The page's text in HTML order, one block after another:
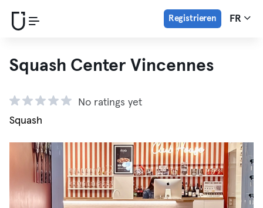
Registrieren FR
Squash Center Vincennes
No ratings yet
Squash